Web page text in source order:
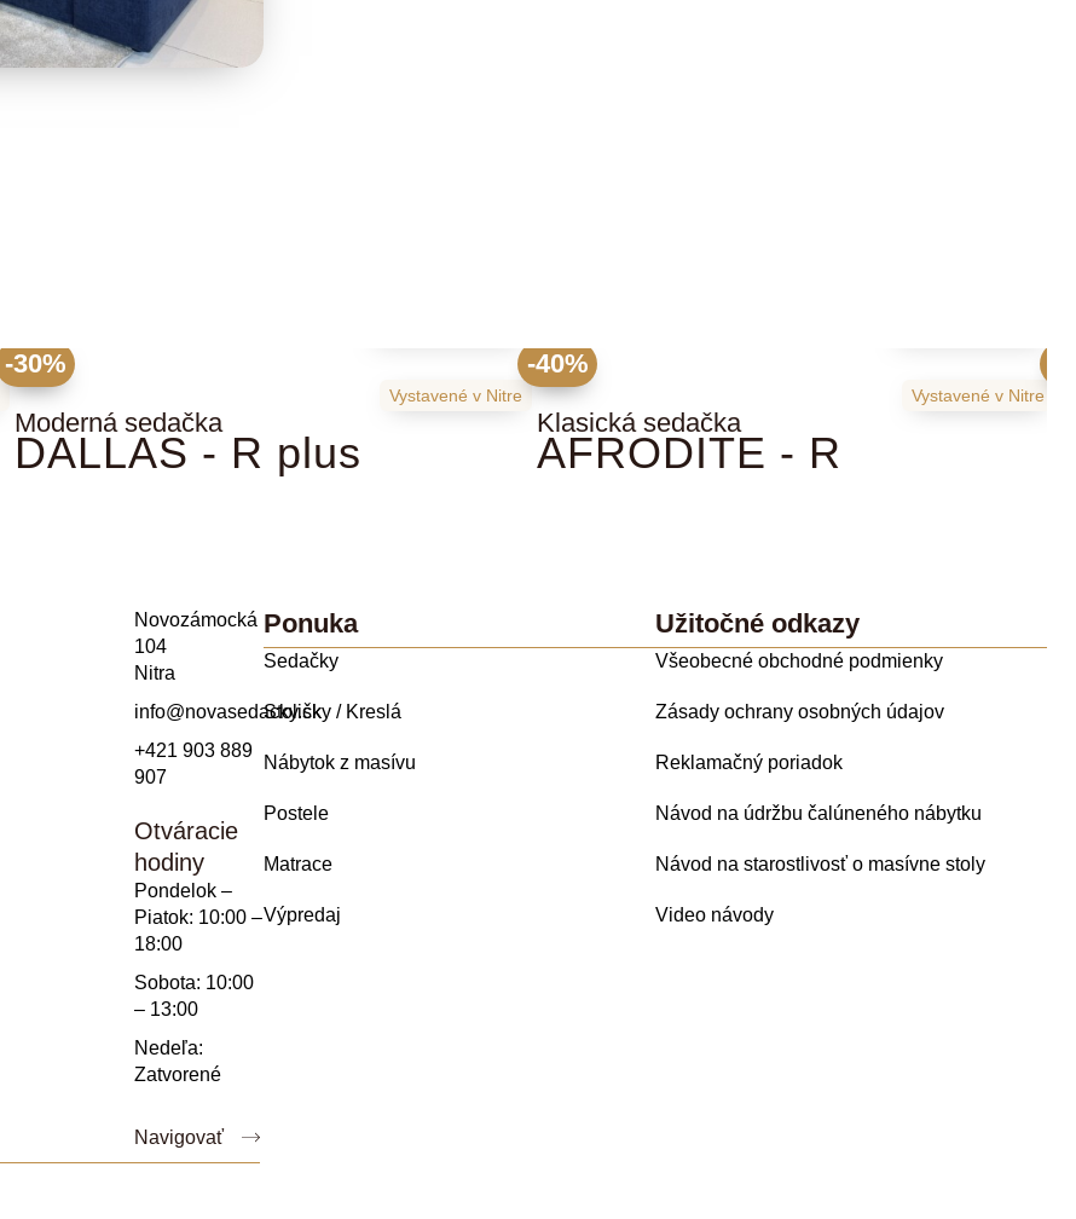
-30%
Vystavené v Nitre
Moderná sedačka
DALLAS - R plus
-40%
Vystavené v Nitre
Klasická sedačka
AFRODITE - R
Novozámocká
104
Nitra
info@novasedacky.sk
+421 903 889
907
Otváracie
hodiny
Pondelok –
Piatok: 10:00 –
18:00
Sobota: 10:00
– 13:00
Nedeľa:
Zatvorené
Navigovať
Ponuka
Sedačky
Stoličky / Kreslá
Nábytok z masívu
Postele
Matrace
Výpredaj
Užitočné odkazy
Všeobecné obchodné podmienky
Zásady ochrany osobných údajov
Reklamačný poriadok
Návod na údržbu čalúneného nábytku
Návod na starostlivosť o masívne stoly
Video návody